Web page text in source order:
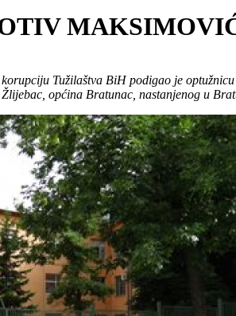
Tužilaštva BiH podigao je
općina Bratunac, nastanjenog u